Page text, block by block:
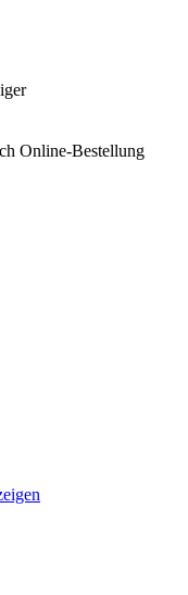
Online-Bestellung